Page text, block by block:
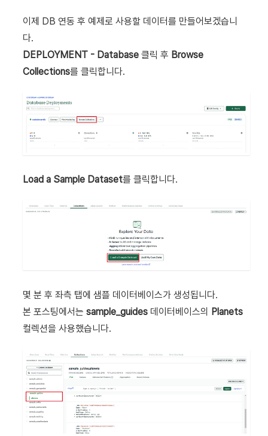
이제 DB 연동 후 예제로 사용할 데이터를 만들어보겠습니
다.
DEPLOYMENT - Database 클릭 후 Browse
Collections를 클릭합니다.
Load a Sample Dataset를 클릭합니다.
몇 분 후 좌측 탭에 샘플 데이터베이스가 생성됩니다.
본 포스팅에서는 sample_guides 데이터베이스의
Planets
컬렉션을 사용했습니다.